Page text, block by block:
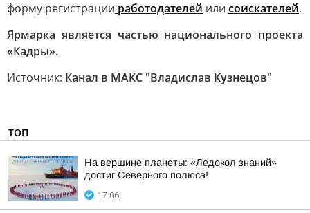
форму регистрации работодателей или соискателей.
Ярмарка является частью национального проекта
«Кадры».
Источник: Канал в МАКС "Владислав Кузнецов"
ТОП
На вершине планеты: «Ледокол знаний»
достиг Северного полюса!
17:06